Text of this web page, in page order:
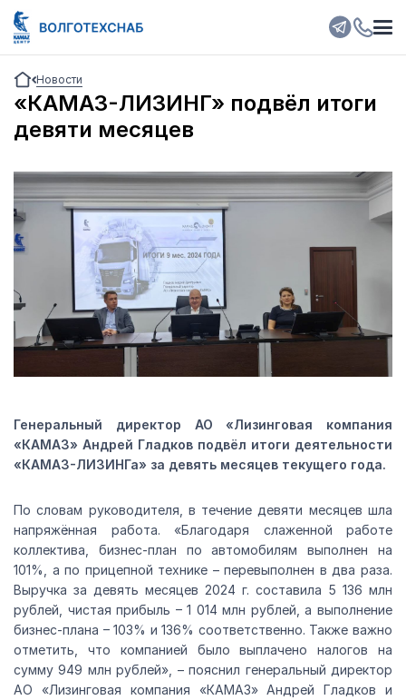
Новости
«КАМАЗ-ЛИЗИНГ» подвёл итоги
девяти месяцев
Генеральный директор АО «Лизинговая компания
«КАМАЗ» Андрей Гладков подвёл итоги деятельности
«КАМАЗ-ЛИЗИНГа» за девять месяцев текущего года.
По словам руководителя, в течение девяти месяцев шла
напряжённая работа. «Благодаря слаженной работе
коллектива, бизнес-план по автомобилям выполнен на
101%, а по прицепной технике – перевыполнен в два раза.
Выручка за девять месяцев 2024 г. составила 5 136 млн
рублей, чистая прибыль – 1 014 млн рублей, а выполнение
бизнес-плана – 103% и 136% соответственно. Также важно
отметить, что компанией было выплачено налогов на
сумму 949 млн рублей», – пояснил генеральный директор
АО «Лизинговая компания «КАМАЗ» Андрей Гладков и